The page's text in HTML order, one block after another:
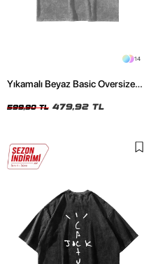
14
Yıkamalı Beyaz Basic Oversize
599,90 TL 479,92 TL